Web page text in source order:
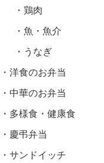
鶏肉
魚・魚介
うなぎ
洋食のお弁当
中華のお弁当
多様食・健康食
慶弔弁当
サンドイッチ